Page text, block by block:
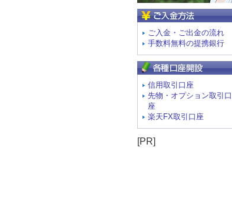
ご入金・ご出金の流れ
手数料無料の提携銀行
信用取引口座
先物・オプション取引口
座
楽天FX取引口座
[PR]